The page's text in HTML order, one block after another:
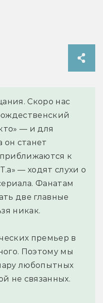
Скоро нас
— и для
он станет
к
— ходят слухи о
Фанатам
две главные
никак.
премьер в
Поэтому мы
любопытных
не связанных.